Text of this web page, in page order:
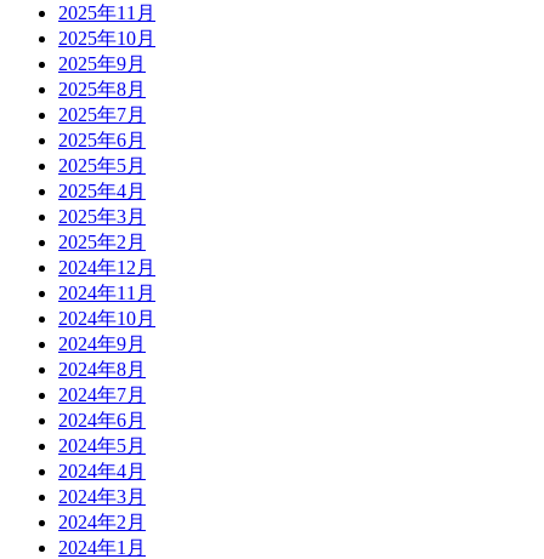
2025年11月
2025年10月
2025年9月
2025年8月
2025年7月
2025年6月
2025年5月
2025年4月
2025年3月
2025年2月
2024年12月
2024年11月
2024年10月
2024年9月
2024年8月
2024年7月
2024年6月
2024年5月
2024年4月
2024年3月
2024年2月
2024年1月